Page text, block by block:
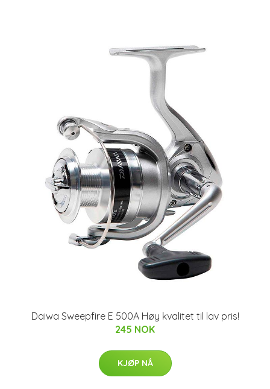
Daiwa Sweepfire E 500A Høy kvalitet til lav pris!
245 NOK
KJØP NÅ